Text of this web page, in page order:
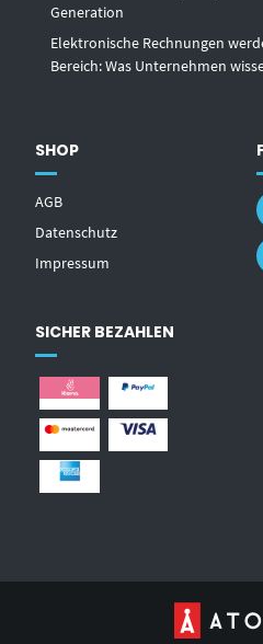
Generation
Elektronische Rechnungen
Bereich: Was Unternehmen
SHOP
AGB
Datenschutz
Impressum
SICHER BEZAHLEN